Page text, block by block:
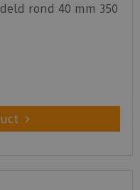
rond 40 mm 350